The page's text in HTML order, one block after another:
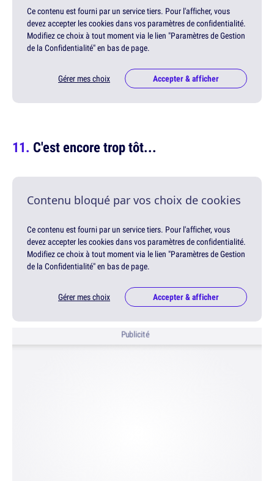
Ce contenu est fourni par un service tiers. Pour l'afficher, vous
devez accepter les cookies dans vos paramètres de confidentialité.
Modifiez ce choix à tout moment via le lien "Paramètres de Gestion
de la Confidentialité" en bas de page.
Gérer mes choix Accepter & afficher
C'est encore trop tôt...
Contenu bloqué par vos choix de cookies
Ce contenu est fourni par un service tiers. Pour l'afficher, vous
devez accepter les cookies dans vos paramètres de confidentialité.
Modifiez ce choix à tout moment via le lien "Paramètres de Gestion
de la Confidentialité" en bas de page.
Gérer mes choix Accepter & afficher
Publicité